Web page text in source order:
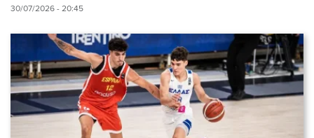
30/07/2026 - 20:45